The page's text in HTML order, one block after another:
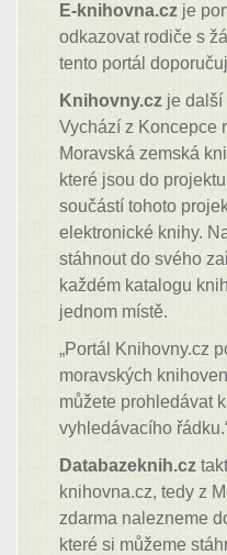
E-knihovna.cz je
odkazovat rodiče s
tento portál
Knihovny.cz je další
Vychází z Koncepce
Moravská zemská
které jsou do
součástí tohoto
elektronické knihy.
stáhnout do svého
každém katalogu
jednom místě.
„Portál Knihovny.cz
moravských
můžete prohledávat
vyhledávacího
Databazeknih.cz
knihovna.cz, tedy z
zdarma nalezneme
které si můžeme